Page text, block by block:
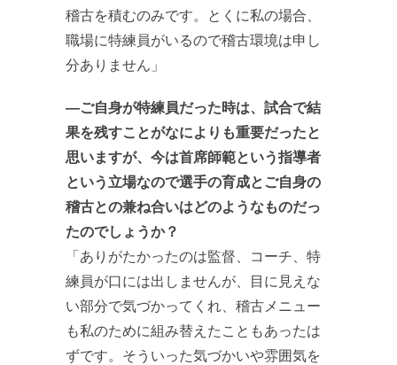
稽古を積むのみです。とくに私の場合、
職場に特練員がいるので稽古環境は申し
分ありません」
―ご自身が特練員だった時は、試合で結
果を残すことがなによりも重要だったと
思いますが、今は首席師範という指導者
という立場なので選手の育成とご自身の
稽古との兼ね合いはどのようなものだっ
たのでしょうか？
「ありがたかったのは監督、コーチ、特
練員が口には出しませんが、目に見えな
い部分で気づかってくれ、稽古メニュー
も私のために組み替えたこともあったは
ずです。そういった気づかいや雰囲気を